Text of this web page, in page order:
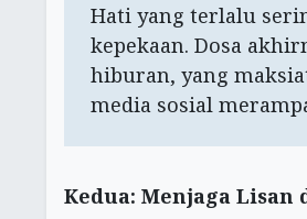
Hati yang terlalu
kepekaan. Dosa
hiburan, yang
media sosial
Kedua: Menjaga